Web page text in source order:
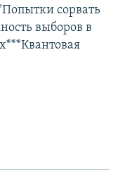
сорвать
выборов в